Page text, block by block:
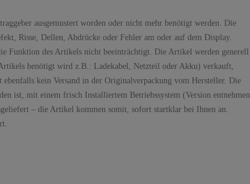
ausgemustert worden oder nicht mehr benötigt werden. Die
Risse, Dellen, Abdrücke oder Fehler am oder auf dem Display.
Funktion des Artikels nicht beeinträchtigt. Die Artikel werden generell
benötigt wird z.B.: Ladekabel, Netzteil oder Akku) verkauft,
kein Versand in der Originalverpackung vom Hersteller. Die
ist, mit einem frisch Installiertem Betriebssystem (Version entnehmen
– die Artikel kommen somit, sofort startklar bei Ihnen an.